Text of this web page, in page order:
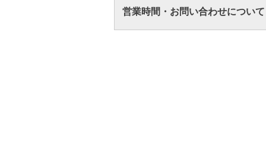
営業時間・お問い合わせについて